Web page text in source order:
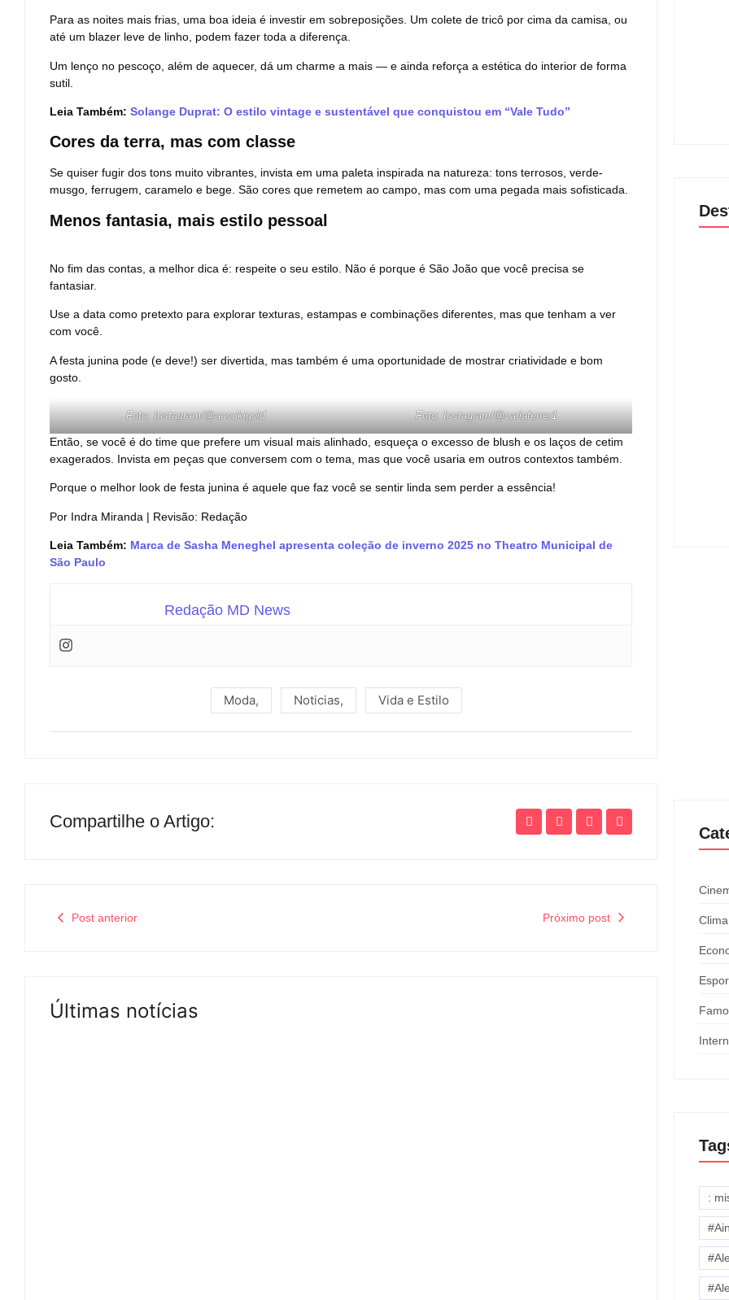
Para as noites mais frias, uma boa ideia é investir em sobreposições. Um colete de tricô por cima da camisa, ou
até um blazer leve de linho, podem fazer toda a diferença.
Um lenço no pescoço, além de aquecer, dá um charme a mais — e ainda reforça a estética do interior de forma
sutil.
Leia Também: Solange Duprat: O estilo vintage e sustentável que conquistou em “Vale Tudo”
Cores da terra, mas com classe
Se quiser fugir dos tons muito vibrantes, invista em uma paleta inspirada na natureza: tons terrosos, verde-
musgo, ferrugem, caramelo e bege. São cores que remetem ao campo, mas com uma pegada mais sofisticada.
Menos fantasia, mais estilo pessoal
No fim das contas, a melhor dica é: respeite o seu estilo. Não é porque é São João que você precisa se
fantasiar.
Use a data como pretexto para explorar texturas, estampas e combinações diferentes, mas que tenham a ver
com você.
A festa junina pode (e deve!) ser divertida, mas também é uma oportunidade de mostrar criatividade e bom
gosto.
Foto: Instagram/@anoukigold Foto: Instagram/@carlaferrer1
Então, se você é do time que prefere um visual mais alinhado, esqueça o excesso de blush e os laços de cetim
exagerados. Invista em peças que conversem com o tema, mas que você usaria em outros contextos também.
Porque o melhor look de festa junina é aquele que faz você se sentir linda sem perder a essência!
Por Indra Miranda | Revisão: Redação
Leia Também: Marca de Sasha Meneghel apresenta coleção de inverno 2025 no Theatro Municipal de
São Paulo
Redação MD News
Moda, Noticias, Vida e Estilo
Compartilhe o Artigo:
Post anterior Próximo post
Últimas notícias
Clima
: